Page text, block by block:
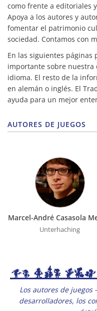
como frente a editoriales
Apoya a los autores y
fomentar el patrimonio
sociedad. Contamos con
En las siguientes
importante sobre nuestra
idioma. El resto de la
en alemán o inglés. El
ayuda para un mejor
AUTORES DE JUEGOS
Marcel-André Casasola
Unterhaching
Los autores de juegos
desarrolladores, los